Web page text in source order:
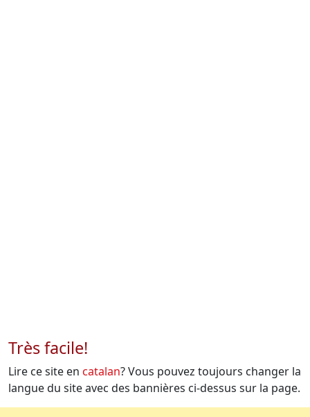
Très facile!
Lire ce site en catalan? Vous pouvez toujours changer la
langue du site avec des bannières ci-dessus sur la page.